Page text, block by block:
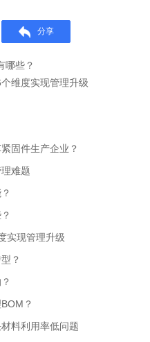
分享
哪些？
维度实现管理升级
固件生产企业？
难题
实现管理升级
？
？
料利用率低问题